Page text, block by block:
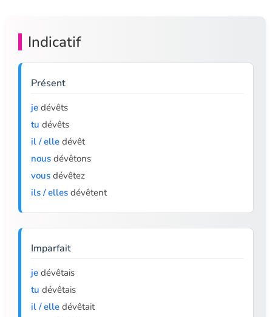
Indicatif
Présent
je dévêts
tu dévêts
il / elle dévêt
nous dévêtons
vous dévêtez
ils / elles dévêtent
Imparfait
je dévêtais
tu dévêtais
il / elle dévêtait